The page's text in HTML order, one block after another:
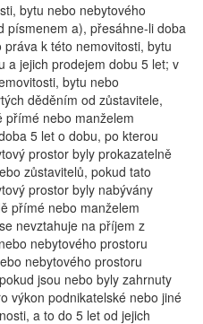
bytu nebo nebytového
písmenem a), přesáhne-li doba
k této nemovitosti, bytu
a jejich prodejem dobu 5 let; v
bytu nebo
děděním od zůstavitele,
přímé nebo manželem
5 let o dobu, po kterou
prostor byly prokazatelně
zůstavitelů, pokud tato
prostor byly nabývány
přímé nebo manželem
nevztahuje na příjem z
nebytového prostoru
nebytového prostoru
jsou nebo byly zahrnuty
výkon podnikatelské nebo jiné
a to do 5 let od jejich